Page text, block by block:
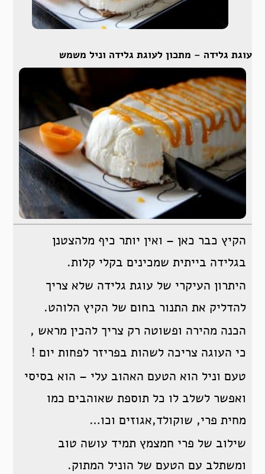
עוגת גלידה – מתכון לעוגת גלידה וניל משמש
הקיץ כבר כאן – ואין יותר כיף מלהצטנן
בגלידה בייתית שמכינים בקלי קלות.
היתרון העיקרי של עוגת גלידה שלא צריך
להדליק את התנור בחום של הקיץ הלוהט.
הכנה מהירה ופשוטה רק צריך להכין מראש ,
כי העוגה צריכה לשהות בפריזר לפחות יום !
טעם וניל הוא הטעם האהוב עלי – הוא בסיסי
ואפשר לשלב לו כל תוספת שאוהבים כמו
מחית פרי, שוקולד,אגוזים וכו…
שילוב של פרי חמצמץ תמיד עושה טוב
ומשתלב עם הטעם של הוניל המתוק.